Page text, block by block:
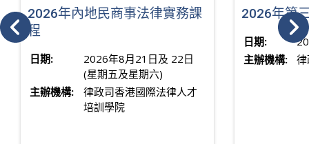
2026年內地民商事法律實務課
程
日期:
2026年8月21日及 22日
(星期五及星期六)
主辦機構:
律政司香港國際法律人才
培訓學院
2026年第
日期:
主辦機構: